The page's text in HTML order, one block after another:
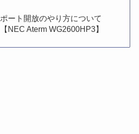
ポート開放のやり方について
【NEC Aterm WG2600HP3】